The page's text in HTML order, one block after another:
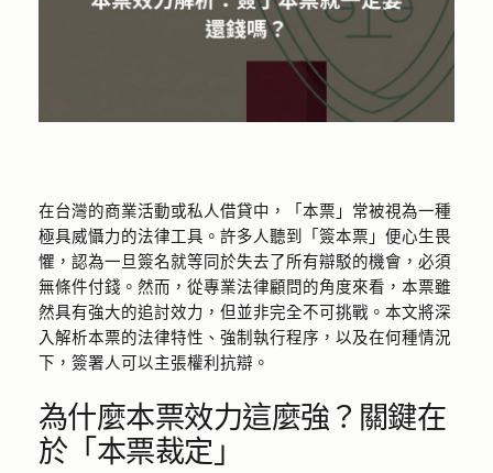
在台灣的商業活動或私人借貸中，「本票」常被視為一種
極具威懾力的法律工具。許多人聽到「簽本票」便心生畏
懼，認為一旦簽名就等同於失去了所有辯駁的機會，必須
無條件付錢。然而，從專業法律顧問的角度來看，本票雖
然具有強大的追討效力，但並非完全不可挑戰。本文將深
入解析本票的法律特性、強制執行程序，以及在何種情況
下，簽署人可以主張權利抗辯。
為什麼本票效力這麼強？關鍵在
於「本票裁定」